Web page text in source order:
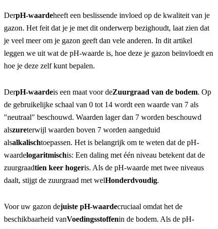
DerpH-waardeheeft een beslissende invloed op de kwaliteit van je
gazon. Het feit dat je je met dit onderwerp bezighoudt, laat zien dat
je veel meer om je gazon geeft dan vele anderen. In dit artikel
leggen we uit wat de pH-waarde is, hoe deze je gazon beïnvloedt en
hoe je deze zelf kunt bepalen.
DerpH-waardeis een maat voor deZuurgraad van de bodem. Op
de gebruikelijke schaal van 0 tot 14 wordt een waarde van 7 als
"neutraal" beschouwd. Waarden lager dan 7 worden beschouwd
alszureterwijl waarden boven 7 worden aangeduid
alsalkalischtoepassen. Het is belangrijk om te weten dat de pH-
waardelogaritmischis: Een daling met één niveau betekent dat de
zuurgraadtien keer hogeris. Als de pH-waarde met twee niveaus
daalt, stijgt de zuurgraad met welHonderdvoudig.
Voor uw gazon dejuiste pH-waardecruciaal omdat het de
beschikbaarheid vanVoedingsstoffenin de bodem. Als de pH-